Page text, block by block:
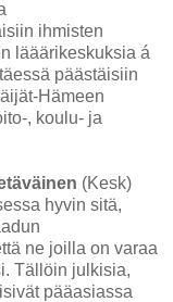
ihmisten
lääärikeskuksia á
päästäisiin
Hämeen
, koulu- ja
(Kesk)
hyvin sitä,
ne joilla on varaa
Tällöin julkisia,
pääasiassa